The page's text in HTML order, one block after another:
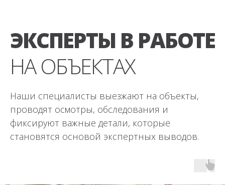
ЭКСПЕРТЫ В РАБОТЕ
НА ОБЪЕКТАХ
Наши специалисты выезжают на объекты,
проводят осмотры, обследования и
фиксируют важные детали, которые
становятся основой экспертных выводов.